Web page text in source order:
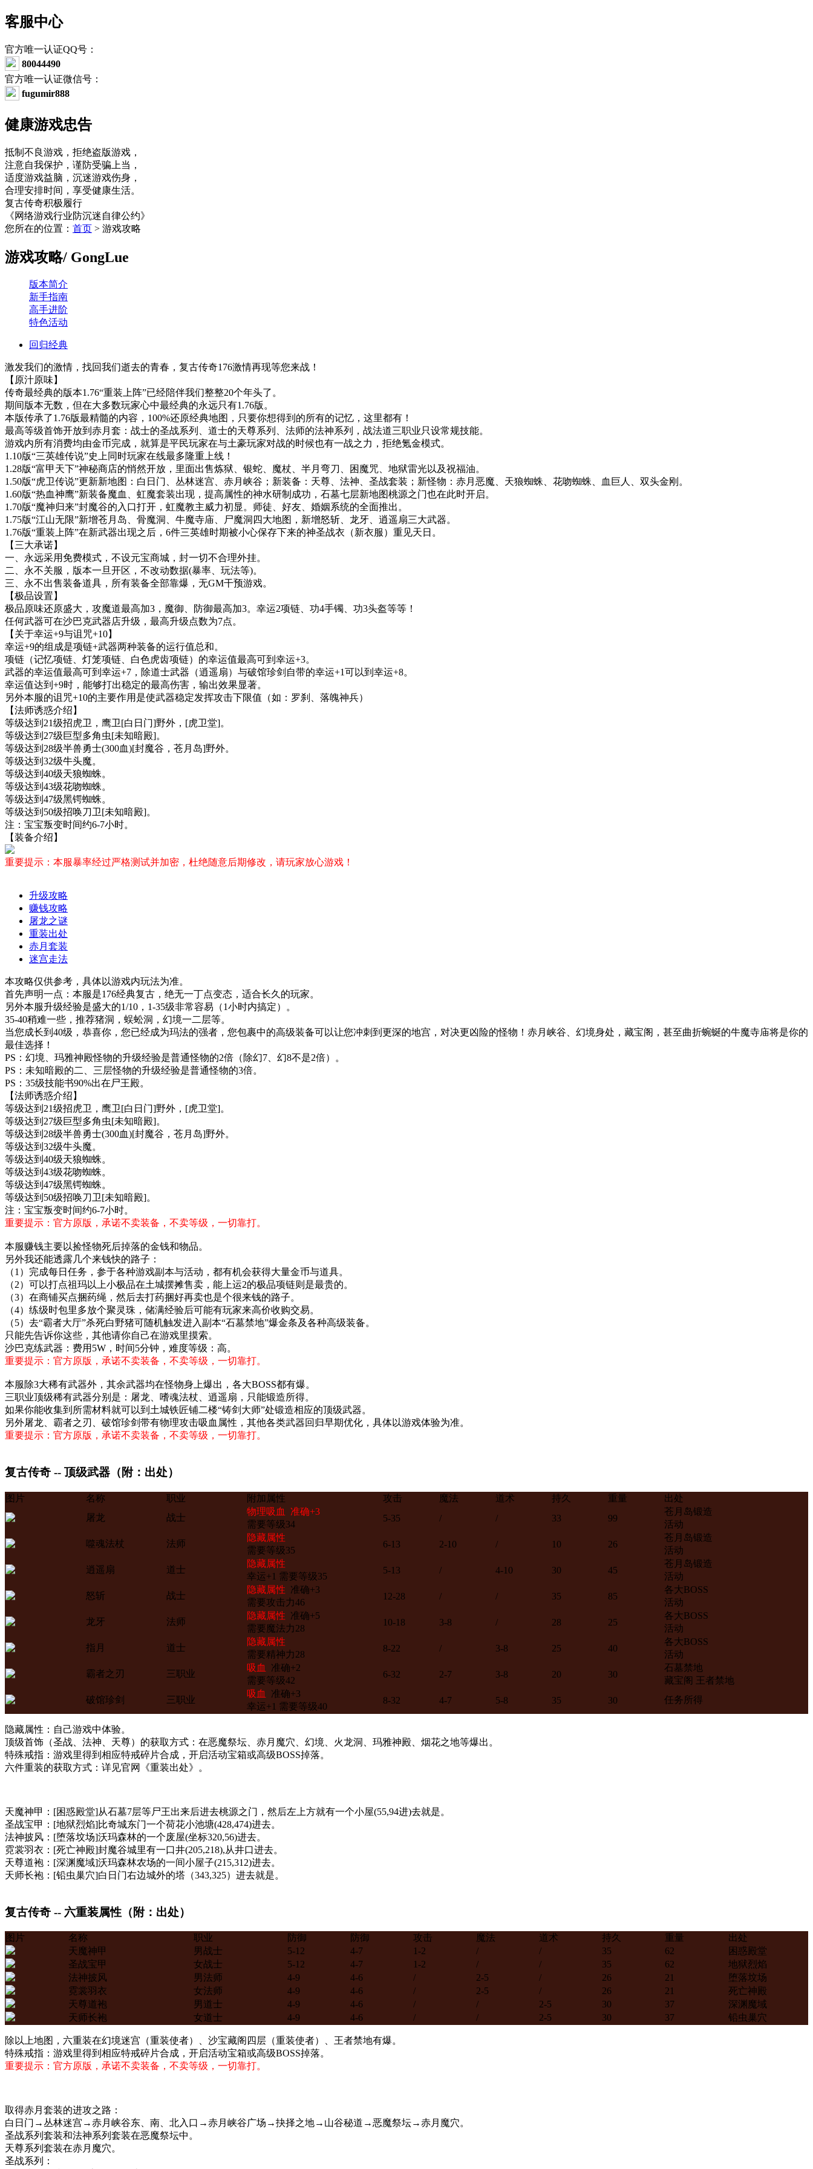
客服中心
官方唯一认证QQ号：
80044490
官方唯一认证微信号：
fugumir888
健康游戏忠告
抵制不良游戏，拒绝盗版游戏，
注意自我保护，谨防受骗上当，
适度游戏益脑，沉迷游戏伤身，
合理安排时间，享受健康生活。
复古传奇积极履行
《网络游戏行业防沉迷自律公约》
您所在的位置： 首页 > 游戏攻略
游戏攻略/ GongLue
版本简介
新手指南
高手进阶
特色活动
回归经典
激发我们的激情，找回我们逝去的青春，复古传奇176激情再现等您来战！
【原汁原味】
传奇最经典的版本1.76“重装上阵”已经陪伴我们整整20个年头了。
期间版本无数，但在大多数玩家心中最经典的永远只有1.76版。
本版传承了1.76版最精髓的内容，100%还原经典地图，只要你想得到的所有的记忆，这里都有！
最高等级首饰开放到赤月套：战士的圣战系列、道士的天尊系列、法师的法神系列，战法道三职业只设常规技能。
游戏内所有消费均由金币完成，就算是平民玩家在与土豪玩家对战的时候也有一战之力，拒绝氪金模式。
1.10版“三英雄传说”史上同时玩家在线最多隆重上线！
1.28版“富甲天下”神秘商店的悄然开放，里面出售炼狱、银蛇、魔杖、半月弯刀、困魔咒、地狱雷光以及祝福油。
1.50版“虎卫传说”更新新地图：白日门、丛林迷宫、赤月峡谷；新装备：天尊、法神、圣战套装；新怪物：赤月恶魔、天狼蜘蛛、花吻蜘蛛、血巨人、双头金刚。
1.60版“热血神鹰”新装备魔血、虹魔套装出现，提高属性的神水研制成功，石墓七层新地图桃源之门也在此时开启。
1.70版“魔神归来”封魔谷的入口打开，虹魔教主威力初显。师徒、好友、婚姻系统的全面推出。
1.75版“江山无限”新增苍月岛、骨魔洞、牛魔寺庙、尸魔洞四大地图，新增怒斩、龙牙、逍遥扇三大武器。
1.76版“重装上阵”在新武器出现之后，6件三英雄时期被小心保存下来的神圣战衣（新衣服）重见天日。
【三大承诺】
一、永远采用免费模式，不设元宝商城，封一切不合理外挂。
二、永不关服，版本一旦开区，不改动数据(暴率、玩法等)。
三、永不出售装备道具，所有装备全部靠爆，无GM干预游戏。
【极品设置】
极品原味还原盛大，攻魔道最高加3，魔御、防御最高加3。幸运2项链、功4手镯、功3头盔等等！
任何武器可在沙巴克武器店升级，最高升级点数为7点。
【关于幸运+9与诅咒+10】
幸运+9的组成是项链+武器两种装备的运行值总和。
项链（记忆项链、灯笼项链、白色虎齿项链）的幸运值最高可到幸运+3。
武器的幸运值最高可到幸运+7，除道士武器（逍遥扇）与破馆珍剑自带的幸运+1可以到幸运+8。
幸运值达到+9时，能够打出稳定的最高伤害，输出效果显著。
另外本服的诅咒+10的主要作用是使武器稳定发挥攻击下限值（如：罗刹、落魄神兵）
【法师诱惑介绍】
等级达到21级招虎卫，鹰卫[白日门]野外，[虎卫堂]。
等级达到27级巨型多角虫[未知暗殿]。
等级达到28级半兽勇士(300血)[封魔谷，苍月岛]野外。
等级达到32级牛头魔。
等级达到40级天狼蜘蛛。
等级达到43级花吻蜘蛛。
等级达到47级黑锷蜘蛛。
等级达到50级招唤刀卫[未知暗殿]。
注：宝宝叛变时间约6-7小时。
【装备介绍】
重要提示：本服暴率经过严格测试并加密，杜绝随意后期修改，请玩家放心游戏！
升级攻略
赚钱攻略
屠龙之谜
重装出处
赤月套装
迷宫走法
本攻略仅供参考，具体以游戏内玩法为准。
首先声明一点：本服是176经典复古，绝无一丁点变态，适合长久的玩家。
另外本服升级经验是盛大的1/10，1-35级非常容易（1小时内搞定）。
35-40稍难一些，推荐猪洞，蜈蚣洞，幻境一二层等。
当您成长到40级，恭喜你，您已经成为玛法的强者，您包裹中的高级装备可以让您冲刺到更深的地宫，对决更凶险的怪物！赤月峡谷、幻境身处，藏宝阁，甚至曲折蜿蜒的牛魔寺庙将是你的
最佳选择！
PS：幻境、玛雅神殿怪物的升级经验是普通怪物的2倍（除幻7、幻8不是2倍）。
PS：未知暗殿的二、三层怪物的升级经验是普通怪物的3倍。
PS：35级技能书90%出在尸王殿。
【法师诱惑介绍】
等级达到21级招虎卫，鹰卫[白日门]野外，[虎卫堂]。
等级达到27级巨型多角虫[未知暗殿]。
等级达到28级半兽勇士(300血)[封魔谷，苍月岛]野外。
等级达到32级牛头魔。
等级达到40级天狼蜘蛛。
等级达到43级花吻蜘蛛。
等级达到47级黑锷蜘蛛。
等级达到50级招唤刀卫[未知暗殿]。
注：宝宝叛变时间约6-7小时。
重要提示：官方原版，承诺不卖装备，不卖等级，一切靠打。
本服赚钱主要以捡怪物死后掉落的金钱和物品。
另外我还能透露几个来钱快的路子：
（1）完成每日任务，参于各种游戏副本与活动，都有机会获得大量金币与道具。
（2）可以打点祖玛以上小极品在土城摆摊售卖，能上运2的极品项链则是最贵的。
（3）在商铺买点捆药绳，然后去打药捆好再卖也是个很来钱的路子。
（4）练级时包里多放个聚灵珠，储满经验后可能有玩家来高价收购交易。
（5）去“霸者大厅”杀死白野猪可随机触发进入副本“石墓禁地”爆金条及各种高级装备。
只能先告诉你这些，其他请你自己在游戏里摸索。
沙巴克练武器：费用5W，时间5分钟，难度等级：高。
重要提示：官方原版，承诺不卖装备，不卖等级，一切靠打。
本服除3大稀有武器外，其余武器均在怪物身上爆出，各大BOSS都有爆。
三职业顶级稀有武器分别是：屠龙、嗜魂法杖、逍遥扇，只能锻造所得。
如果你能收集到所需材料就可以到土城铁匠铺二楼“铸剑大师”处锻造相应的顶级武器。
另外屠龙、霸者之刃、破馆珍剑带有物理攻击吸血属性，其他各类武器回归早期优化，具体以游戏体验为准。
重要提示：官方原版，承诺不卖装备，不卖等级，一切靠打。
复古传奇 -- 顶级武器（附：出处）
图片 名称 职业 附加属性 攻击 魔法 道术 持久 重量
出处
屠龙
战士
物理吸血 准确+3
需要等级34
5-35 / / 33 99
苍月岛锻造
活动
噬魂法杖
法师
隐藏属性
需要等级35
6-13 2-10 / 10 26
苍月岛锻造
活动
逍遥扇
道士
隐藏属性
幸运+1 需要等级35
5-13 / 4-10 30 45
苍月岛锻造
活动
怒斩
战士
隐藏属性 准确+3
需要攻击力46
12-28 / / 35 85
各大BOSS
活动
龙牙
法师
隐藏属性 准确+5
需要魔法力28
10-18 3-8 / 28 25
各大BOSS
活动
指月
道士
隐藏属性
需要精神力28
8-22 / 3-8 25 40
各大BOSS
活动
霸者之刃
三职业
吸血
准确+2
需要等级42
6-32 2-7 3-8 20 30
石墓禁地
藏宝阁 王者禁地
破馆珍剑
三职业
吸血
准确+3
幸运+1 需要等级40
8-32 4-7 5-8 35 30 任务所得
隐藏属性：自己游戏中体验。
顶级首饰（圣战、法神、天尊）的获取方式：在恶魔祭坛、赤月魔穴、幻境、火龙洞、玛雅神殿、烟花之地等爆出。
特殊戒指：游戏里得到相应特戒碎片合成，开启活动宝箱或高级BOSS掉落。
六件重装的获取方式：详见官网《重装出处》。
天魔神甲： [困惑殿堂]从石墓7层等尸王出来后进去桃源之门，然后左上方就有一个小屋(55,94进)去就是。
圣战宝甲： [地狱烈焰]比奇城东门一个荷花小池塘(428,474)进去。
法神披风： [堕落坟场]沃玛森林的一个废屋(坐标320,56)进去。
霓裳羽衣： [死亡神殿]封魔谷城里有一口井(205,218),从井口进去。
天尊道袍： [深渊魔域]沃玛森林农场的一间小屋子(215,312)进去。
天师长袍： [铅虫巢穴]白日门右边城外的塔（343,325）进去就是。
复古传奇 -- 六重装属性（附：出处）
图片 名称 职业 防御 防御 攻击 魔法 道术 持久 重量
出处
天魔神甲
男战士 5-12 4-7 1-2 / / 35 62
困惑殿堂
圣战宝甲
女战士 5-12 4-7 1-2 / / 35 62
地狱烈焰
法神披风
男法师 4-9 4-6 / 2-5 / 26 21
堕落坟场
霓裳羽衣
女法师 4-9 4-6 / 2-5 / 26 21
死亡神殿
天尊道袍
男道士 4-9 4-6 / / 2-5 30 37
深渊魔域
天师长袍
女道士 4-9 4-6 / / 2-5 30 37 铅虫巢穴
除以上地图，六重装在幻境迷宫（重装使者）、沙宝藏阁四层（重装使者）、王者禁地有爆。
特殊戒指：游戏里得到相应特戒碎片合成，开启活动宝箱或高级BOSS掉落。
重要提示：官方原版，承诺不卖装备，不卖等级，一切靠打。
取得赤月套装的进攻之路：
白日门→丛林迷宫→赤月峡谷东、南、北入口→赤月峡谷广场→抉择之地→山谷秘道→恶魔祭坛→赤月魔穴。
圣战系列套装和法神系列套装在恶魔祭坛中。
天尊系列套装在赤月魔穴。
圣战系列：